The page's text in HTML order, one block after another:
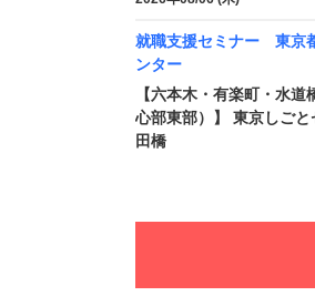
就職支援セミナー 東京
ンター
【六本木・有楽町・水道
心部東部）】 東京しごと
田橋